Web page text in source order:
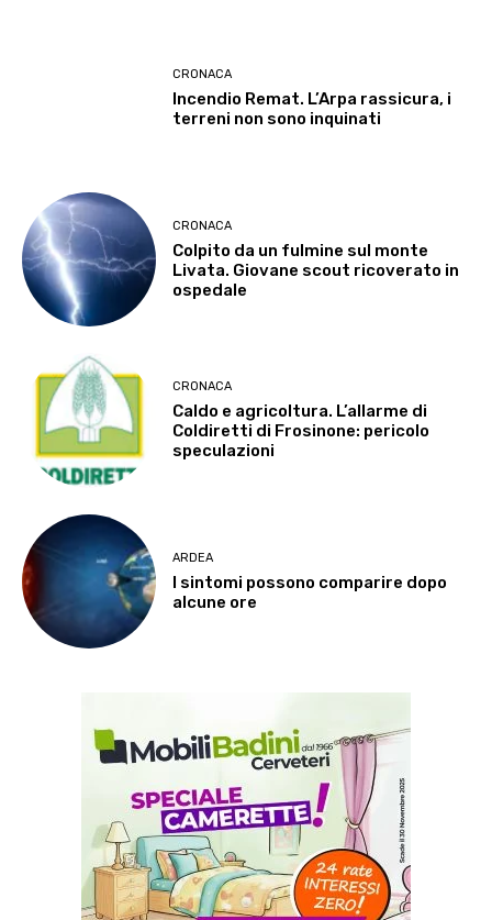
CRONACA
Incendio Remat. L’Arpa rassicura, i
terreni non sono inquinati
CRONACA
Colpito da un fulmine sul monte
Livata. Giovane scout ricoverato in
ospedale
CRONACA
Caldo e agricoltura. L’allarme di
Coldiretti di Frosinone: pericolo
speculazioni
ARDEA
I sintomi possono comparire dopo
alcune ore